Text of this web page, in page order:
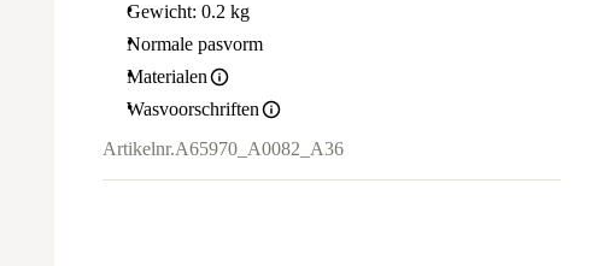
Gewicht: 0.2 kg
Normale pasvorm
Materialen
Wasvoorschriften
Artikelnr.A65970_A0082_A36